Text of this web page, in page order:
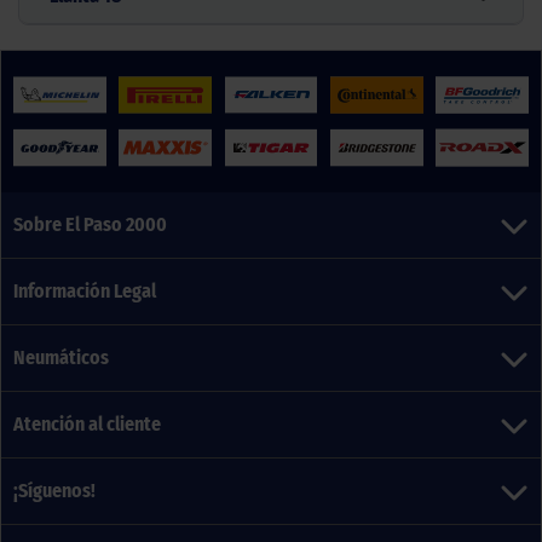
Sobre El Paso 2000
Información Legal
Neumáticos
Atención al cliente
¡Síguenos!